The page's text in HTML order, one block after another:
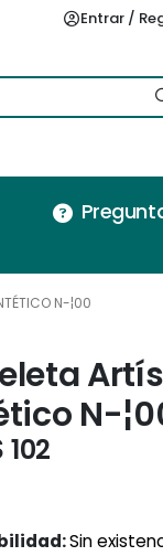
Entrar /
N-¦00
N-
102
Sin